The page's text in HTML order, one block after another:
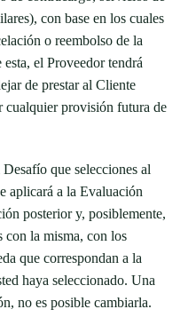
con base en los cuales
o reembolso de la
el Proveedor tendrá
de prestar al Cliente
cualquier provisión futura de
que selecciones al
aplicará a la Evaluación
posterior y, posiblemente,
con la misma, con los
que correspondan a la
haya seleccionado. Una
no es posible cambiarla.